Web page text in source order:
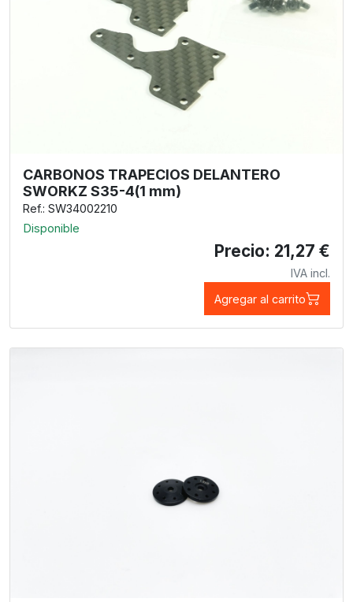
CARBONOS TRAPECIOS DELANTERO
SWORKZ S35-4(1 mm)
Ref.: SW34002210
Disponible
Precio: 21,27 €
IVA incl.
Agregar al carrito